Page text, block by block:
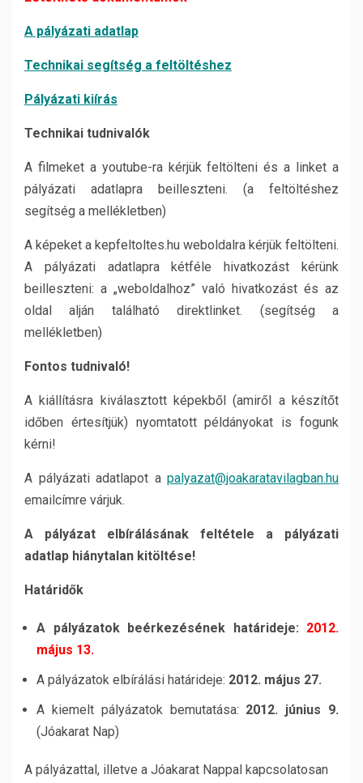
A pályázati adatlap
Technikai segítség a feltöltéshez
Pályázati kiírás
Technikai tudnivalók
A filmeket a youtube-ra kérjük feltölteni és a linket a
pályázati adatlapra beilleszteni. (a feltöltéshez
segítség a mellékletben)
A képeket a kepfeltoltes.hu weboldalra kérjük feltölteni.
A pályázati adatlapra kétféle hivatkozást kérünk
beilleszteni: a „weboldalhoz” való hivatkozást és az
oldal alján található direktlinket. (segítség a
mellékletben)
Fontos tudnivaló!
A kiállításra kiválasztott képekből (amiről a készítőt
időben értesítjük) nyomtatott példányokat is fogunk
kérni!
A pályázati adatlapot a palyazat@joakaratavilagban.hu
emailcímre várjuk.
A pályázat elbírálásának feltétele a pályázati
adatlap hiánytalan kitöltése!
Határidők
A pályázatok beérkezésének határideje: 2012.
május 13.
A pályázatok elbírálási határideje: 2012. május 27.
A kiemelt pályázatok bemutatása: 2012. június 9.
(Jóakarat Nap)
A pályázattal, illetve a Jóakarat Nappal kapcsolatosan